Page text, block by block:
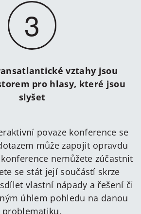
3
vztahy jsou
pro hlasy, které jsou
slyšet
povaze konference se
může zapojit opravdu
nemůžete zúčastnit
se stát její součástí skrze
vlastní nápady a řešení či
úhlem pohledu na danou
problematiku.